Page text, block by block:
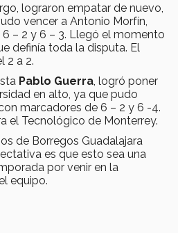
lograron empatar de nuevo,
vencer a Antonio Morfín,
– 2 y 6 – 3. Llegó el momento
definía toda la disputa. El
2 a 2.
Pablo Guerra, logró poner
en alto, ya que pudo
marcadores de 6 – 2 y 6 -4.
el Tecnológico de Monterrey.
de Borregos Guadalajara
es que esto sea una
por venir en la
equipo.